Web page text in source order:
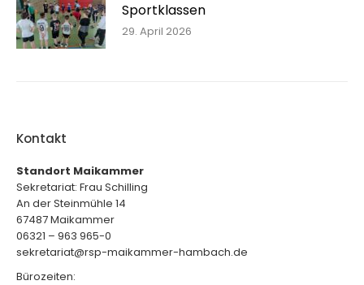
Sportklassen
29. April 2026
Kontakt
Standort Maikammer
Sekretariat: Frau Schilling
An der Steinmühle 14
67487 Maikammer
06321 – 963 965-0
sekretariat@rsp-maikammer-hambach.de
Bürozeiten: